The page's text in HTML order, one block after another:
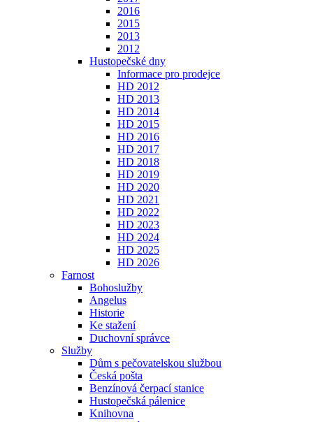
2016
2015
2013
2012
Hustopečské dny
Informace pro prodejce
HD 2012
HD 2013
HD 2014
HD 2015
HD 2016
HD 2017
HD 2018
HD 2019
HD 2020
HD 2021
HD 2022
HD 2023
HD 2024
HD 2025
HD 2026
Farnost
Bohoslužby
Angelus
Historie
Ke stažení
Duchovní správce
Služby
Dům s pečovatelskou službou
Česká pošta
Benzínová čerpací stanice
Hustopečská pálenice
Knihovna